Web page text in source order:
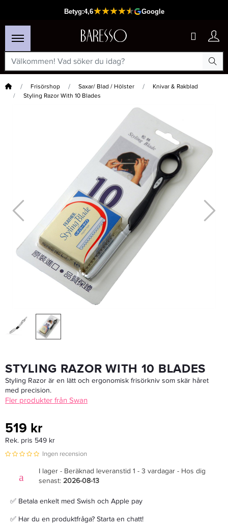
Hem Frisörshop Saxar/ Blad / Hölster
Knivar & Rakblad
Styling Razor With 10 Blades
Passar din varukorg
Halkra Original Rolls - Svart
199 kr 169,15 kr
LÄGG I VARUKORGEN
STYLING RAZOR WITH 10 BLADES
Styling Razor är en lätt och ergonomisk frisörkniv som skär håret
med precision.
Fler produkter från Swan
519 kr
Rek. pris 549 kr
Ingen recension
I lager - Beräknad leveranstid 1 - 3 vardagar - Hos dig
senast: 2026-08-13
✅ Betala enkelt med Swish och Apple pay
✅ Har du en produktfråga? Starta en chatt!